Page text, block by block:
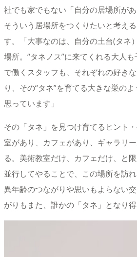
社でも家でもない「自分の居場所があ
そういう居場所をつくりたいと考え
す。「大事なのは、自分の土台(タネ
場所。“タネノス”に来てくれる大人
で働くスタッフも、それぞれの好き
り、その“タネ”を育てる大きな巣の
思っています」
その「タネ」を見つけ育てるヒント
室があり、カフェがあり、ギャラリ
る。美術教室だけ、カフェだけ、と
並行してやることで、この場所を訪れ
異年齢のつながりや思いもよらない
がりもまた、誰かの「タネ」となり得